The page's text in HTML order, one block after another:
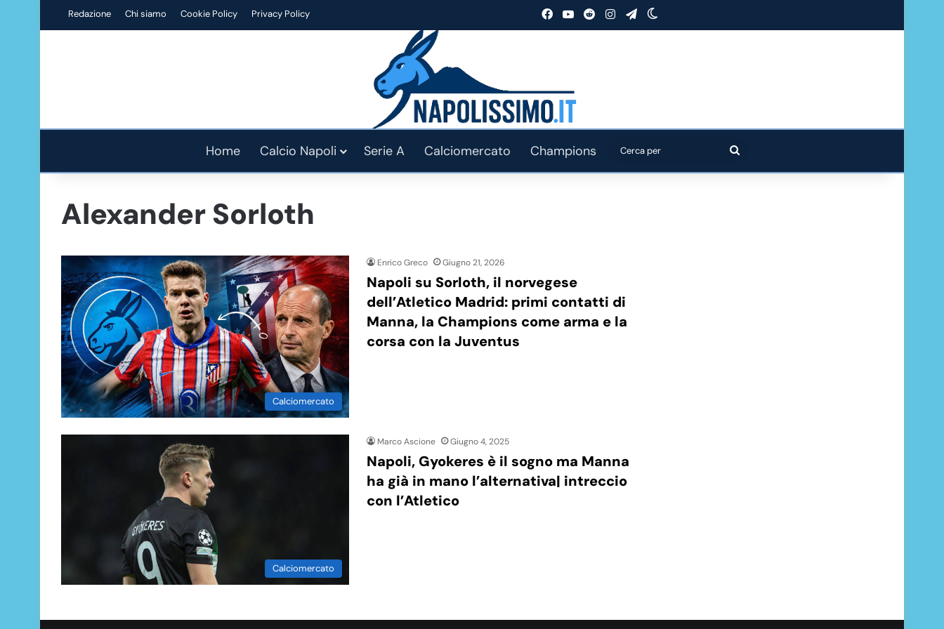
Redazione Chi siamo Cookie Policy Privacy Policy FacebookYou TubeRedditInstagramTelegram
Home Calcio Napoli Serie A Calciomercato Champions
Cerca
per
Alexander Sorloth
Calciomercato
Enrico Greco Giugno 21, 2026
Napoli su Sorloth, il norvegese
dell’Atletico Madrid: primi contatti di
Manna, la Champions come arma e la
corsa con la Juventus
Calciomercato
Marco Ascione Giugno 4, 2025
Napoli, Gyokeres è il sogno ma Manna
ha già in mano l’alternativa| intreccio
con l’Atletico